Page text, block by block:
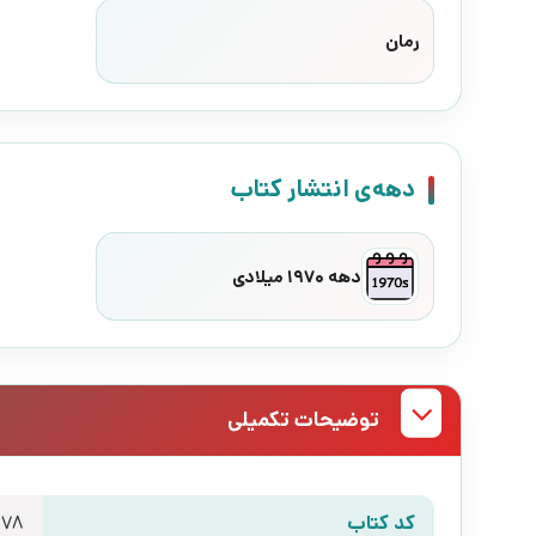
رمان
دهه‌ی انتشار کتاب
دهه 1970 میلادی
توضیحات تکمیلی
کد کتاب